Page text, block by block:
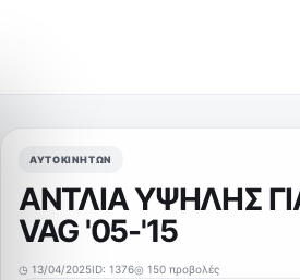
ΑΥΤΟΚΙΝΉΤΩΝ
ΑΝΤΛΙΑ ΥΨΗΛΗΣ
VAG '05-'15
◷ 13/04/2025ID: 1376◎ 150 προβολές